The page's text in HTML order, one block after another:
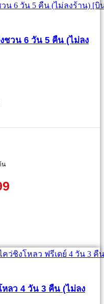
ชวน 6 วัน 5 คืน (ไม่ลง
น
ลว 4 วัน 3 คืน (ไม่ลง